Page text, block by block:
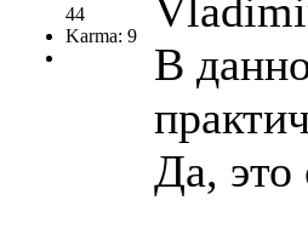
44
Karma: 9
В
Да, это